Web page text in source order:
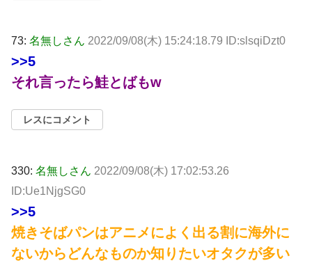
73: 名無しさん 2022/09/08(木) 15:24:18.79 ID:slsqiDzt0
>>5
それ言ったら鮭とばもw
レスにコメント
330: 名無しさん 2022/09/08(木) 17:02:53.26
ID:Ue1NjgSG0
>>5
焼きそばパンはアニメによく出る割に海外に
ないからどんなものか知りたいオタクが多い